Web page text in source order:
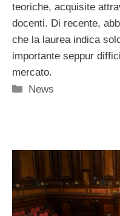
teoriche, acquisite
docenti. Di recente,
che la laurea indica
importante seppur
mercato.
Categorie
News